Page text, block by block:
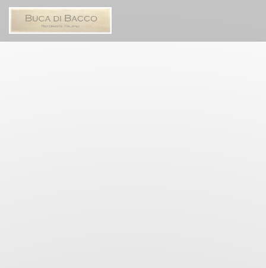
Πίνακας διαχείρισης "Μπισκότων" (Cookies)